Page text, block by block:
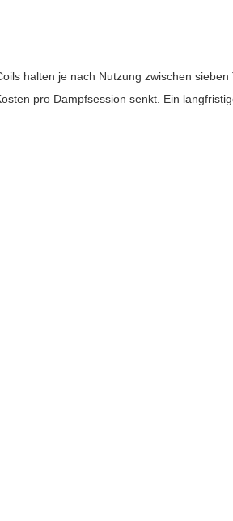
halten je nach Nutzung zwischen
pro Dampfsession senkt. Ein